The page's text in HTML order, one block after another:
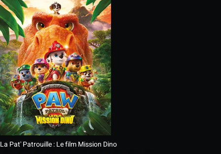
La Pat' Patrouille : Le film Mission Dino